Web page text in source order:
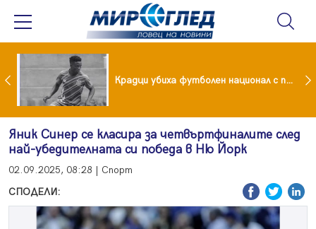
Проф. Кантарджиев каза кои са най-застрашени от западно нилска треска Крадци убиха футболен национал с павета
Яник Синер се класира за четвъртфиналите след
най-убедителната си победа в Ню Йорк
02.09.2025, 08:28 | Спорт
СПОДЕЛИ: